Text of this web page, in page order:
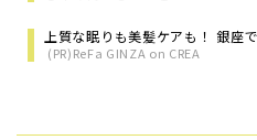
上質な眠りも美髪ケアも！ 銀座
(PR)ReFa GINZA on CREA